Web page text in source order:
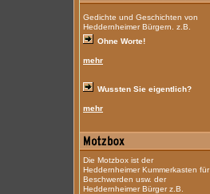
Gedichte und Geschichten von
Heddernheimer Bürgern. z.B.
Ohne Worte!
mehr
Wussten Sie eigentlich?
mehr
Die Motzbox ist der
Heddernheimer Kummerkasten für
Beschwerden usw. der
Heddernheimer Bürger z.B.